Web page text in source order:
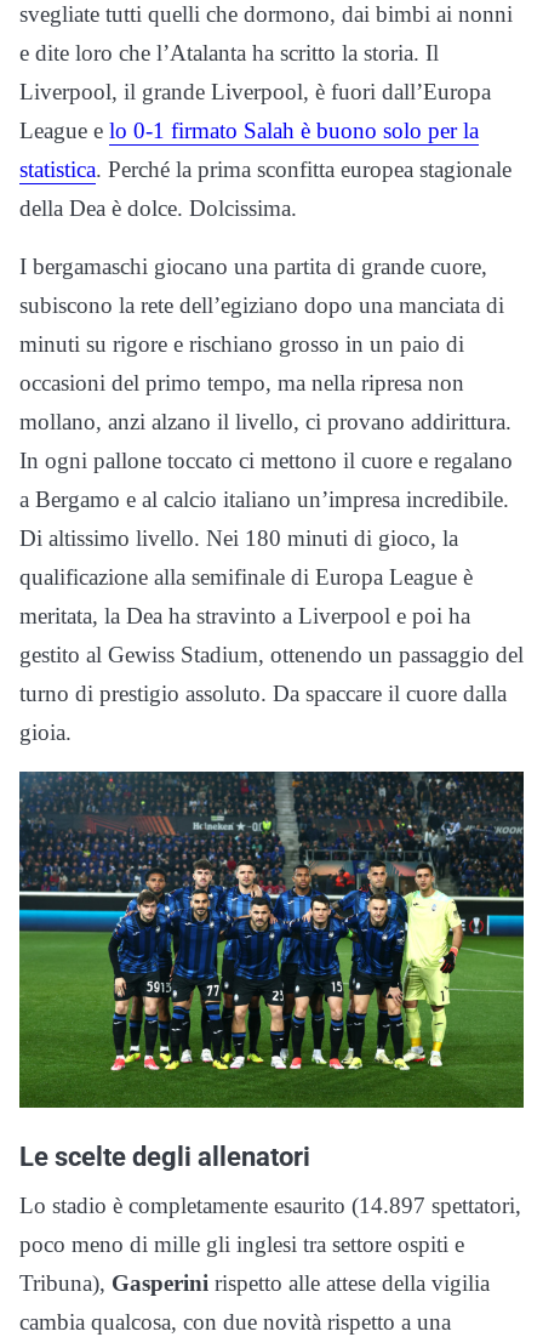
svegliate tutti quelli che dormono, dai bimbi ai nonni
e dite loro che l’Atalanta ha scritto la storia. Il
Liverpool, il grande Liverpool, è fuori dall’Europa
League e lo 0-1 firmato Salah è buono solo per la
statistica. Perché la prima sconfitta europea stagionale
della Dea è dolce. Dolcissima.
I bergamaschi giocano una partita di grande cuore,
subiscono la rete dell’egiziano dopo una manciata di
minuti su rigore e rischiano grosso in un paio di
occasioni del primo tempo, ma nella ripresa non
mollano, anzi alzano il livello, ci provano addirittura.
In ogni pallone toccato ci mettono il cuore e regalano
a Bergamo e al calcio italiano un’impresa incredibile.
Di altissimo livello. Nei 180 minuti di gioco, la
qualificazione alla semifinale di Europa League è
meritata, la Dea ha stravinto a Liverpool e poi ha
gestito al Gewiss Stadium, ottenendo un passaggio del
turno di prestigio assoluto. Da spaccare il cuore dalla
gioia.
Le scelte degli allenatori
Lo stadio è completamente esaurito (14.897 spettatori,
poco meno di mille gli inglesi tra settore ospiti e
Tribuna), Gasperini rispetto alle attese della vigilia
cambia qualcosa, con due novità rispetto a una